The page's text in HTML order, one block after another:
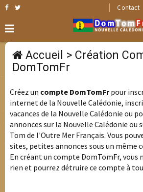
Contact
Accueil > Création
DomTomFr
Créez un compte DomTomFrpour
internet de la Nouvelle Calédonie,
vacances de la Nouvelle Calédonie ou
annonces sur la Nouvelle Calédonie ou
Tom de l'Outre Mer Français. Vous
sites, petites annonces sous un même
En créant un compte DomTomFr, vous
rien et pourrez détruire ce compte à